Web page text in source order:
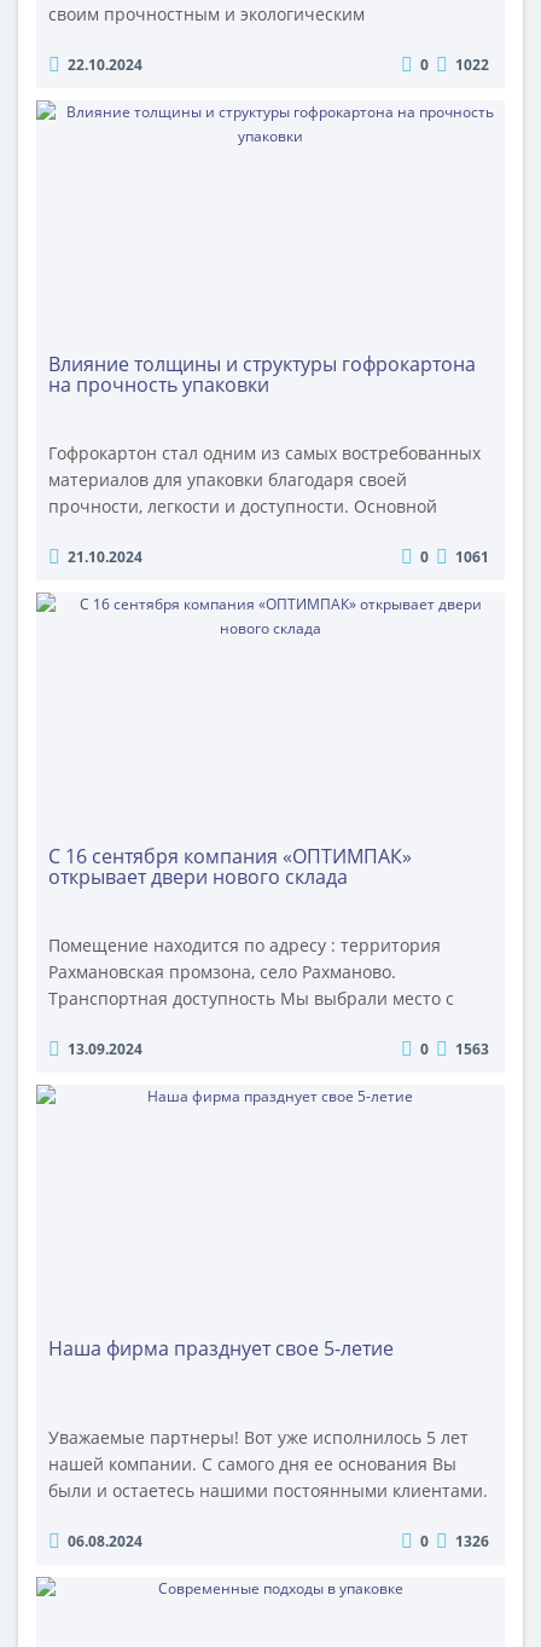
своим прочностным и экологическим
собой многослойную структуру, состоящую из
картона. Такая комбинация обеспечивает
гофрокартону высокую прочность, гибкость и
22.10.2024 0 1022
Влияние толщины и структуры гофрокартона
на прочность упаковки
Гофрокартон стал одним из самых востребованных
материалов для упаковки благодаря своей
прочности, легкости и доступности. Основной
гофрокартона, — это его структура и толщина. В
высота гофры оказывают влияние на прочность и
защитные свойства упаковки. Структура
21.10.2024 0 1061
С 16 сентября компания «ОПТИМПАК»
открывает двери нового склада
Помещение находится по адресу : территория
Рахмановская промзона, село Рахманово.
Транспортная доступность Мы выбрали место с
нам можно на автомобиле или на общественном
Большая площадь хранения Открытие нового
13.09.2024 0 1563
Наша фирма празднует свое 5-летие
Уважаемые партнеры! Вот уже исполнилось 5 лет
нашей компании. С самого дня ее основания Вы
были и остаетесь нашими постоянными клиентами.
для Вас! Позвольте от всего нашего коллектива
радостных моментов, захватывающих впечатлений,
06.08.2024 0 1326